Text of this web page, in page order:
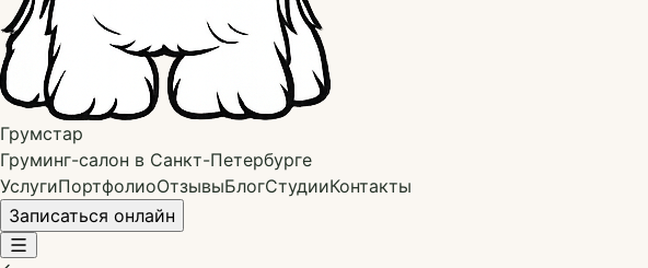
Грумстар
Груминг-салон в Санкт-Петербурге
УслугиПортфолиоОтзывыБлогСтудииКонтакты
Записаться онлайн